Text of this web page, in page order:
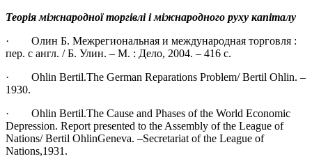
Теорія міжнародної торгівлі і міжнародного руху капіталу
· Олин Б. Межрегиональная и международная торговля :
пер. с англ. / Б. Улин. – М. : Дело, 2004. – 416 с.
· Ohlin Bertil.The German Reparations Problem/ Bertil Ohlin. –
1930.
· Ohlin Bertil.Тhe Cause and Phases of the World Economic
Depression. Report presented to the Assembly of the League of
Nations/ Bertil OhlinGeneva. –Secretariat of the League of
Nations,1931.